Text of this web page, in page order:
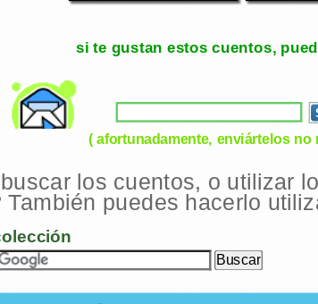
si te gustan estos cuentos,
( afortunadamente, enviártelos no
los cuentos, o utilizar
También puedes hacerlo